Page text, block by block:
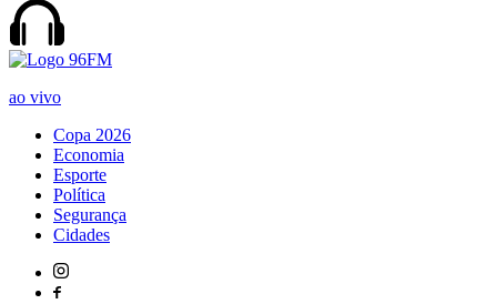
ao vivo
Copa 2026
Economia
Esporte
Política
Segurança
Cidades